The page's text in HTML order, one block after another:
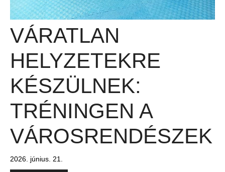
VÁRATLAN
HELYZETEKRE
KÉSZÜLNEK:
TRÉNINGEN A
VÁROSRENDÉSZEK
2026. június. 21.